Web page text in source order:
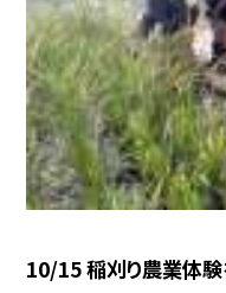
10/15 稲刈り農業体験